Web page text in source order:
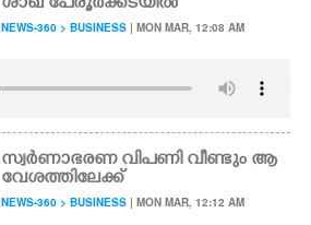
ശാഖ പേരൂർക്കടയിൽ
NEWS-360 > BUSINESS | MON MAR, 12:08 AM
സ്വർണാഭരണ വിപണി വീണ്ടും ആ
വേശത്തിലേക്ക്
NEWS-360 > BUSINESS | MON MAR, 12:12 AM